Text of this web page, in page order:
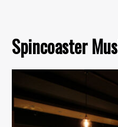
Spincoaster